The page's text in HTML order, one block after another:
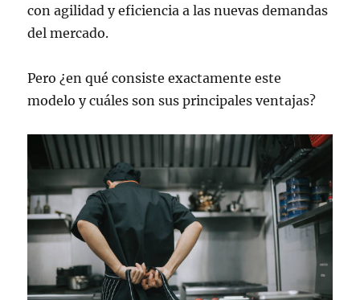
con agilidad y eficiencia a las nuevas demandas
del mercado.
Pero ¿en qué consiste exactamente este
modelo y cuáles son sus principales ventajas?